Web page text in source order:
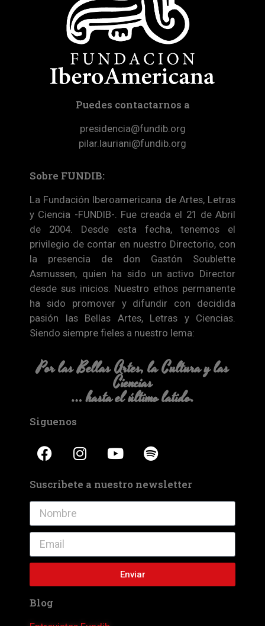
Puedes contactarnos a
presidencia@fundib.org
pilar.lauriani@fundib.org
Sobre FUNDIB:
La Fundación Iberoamericana de Artes, Letras
y Ciencia -FUNDIB-. Fue creada el 21 de Abril
de 2004. Desde esta fecha, tenemos el
privilegio de contar en nuestro Directorio, con
la presencia de don Gastón Soublette
Asmussen, quien ha sido un activo Director
desde sus inicios. Nuestro ethos permanente
ha sido promover y difundir con decidida
pasión las Bellas Artes, Letras y Ciencias.
Siendo siempre fieles a nuestro lema:
Por las Bellas Artes, la Cultura y las
Ciencias
… hasta el último latido.
Siguenos
Suscribete a nuestro newsletter
Enviar
Blog